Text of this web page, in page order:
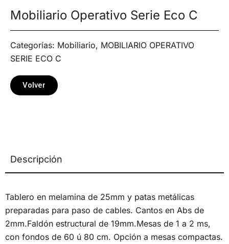
Mobiliario Operativo Serie Eco C
Categorías: Mobiliario, MOBILIARIO OPERATIVO
SERIE ECO C
Volver
Descripción
Tablero en melamina de 25mm y patas metálicas
preparadas para paso de cables. Cantos en Abs de
2mm.Faldón estructural de 19mm.Mesas de 1 a 2 ms,
con fondos de 60 ú 80 cm. Opción a mesas compactas.